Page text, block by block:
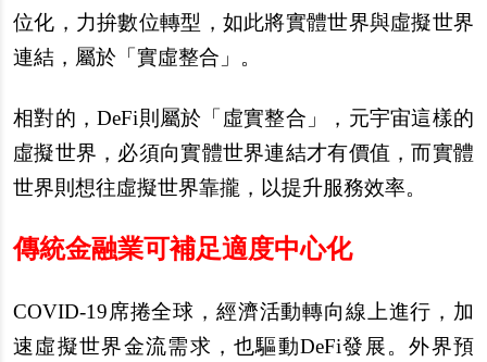
位化，力拚數位轉型，如此將實體世界與虛擬世界
連結，屬於「實虛整合」。
相對的，DeFi則屬於「虛實整合」，元宇宙這樣的
虛擬世界，必須向實體世界連結才有價值，而實體
世界則想往虛擬世界靠攏，以提升服務效率。
傳統金融業可補足適度中心化
COVID-19席捲全球，經濟活動轉向線上進行，加
速虛擬世界金流需求，也驅動DeFi發展。外界預